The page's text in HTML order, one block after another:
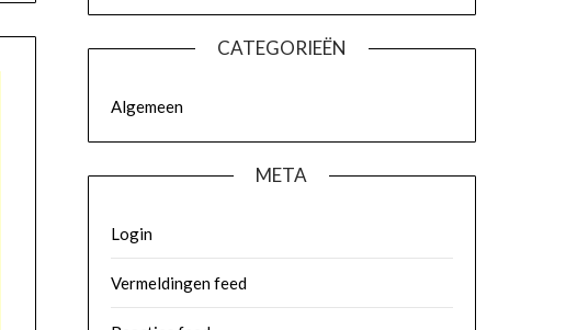
CATEGORIEËN
Algemeen
META
Login
Vermeldingen feed